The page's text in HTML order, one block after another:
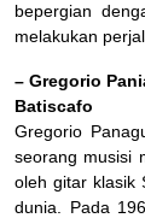
bepergian
melakukan
– Gregorio
Batiscafo
Gregorio
seorang musisi
oleh gitar klasik
dunia. Pada